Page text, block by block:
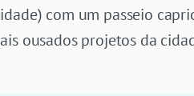
com um passeio
ousados projetos da